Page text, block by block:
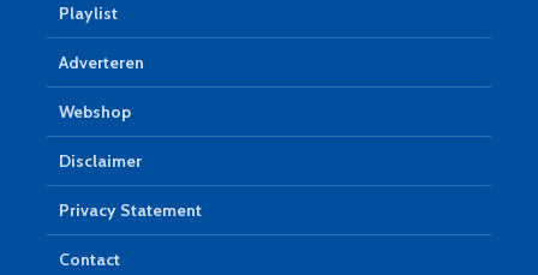
Playlist
Adverteren
Webshop
Disclaimer
Privacy Statement
Contact